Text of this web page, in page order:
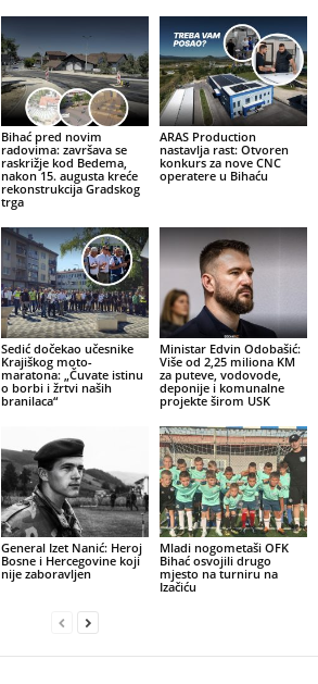
Bihać pred novim
radovima: završava se
raskrižje kod Bedema,
nakon 15. augusta kreće
rekonstrukcija Gradskog
trga
ARAS Production
nastavlja rast: Otvoren
konkurs za nove CNC
operatere u Bihaću
Sedić dočekao učesnike
Krajiškog moto-
maratona: „Čuvate istinu
o borbi i žrtvi naših
branilaca“
Ministar Edvin Odobašić:
Više od 2,25 miliona KM
za puteve, vodovode,
deponije i komunalne
projekte širom USK
General Izet Nanić: Heroj
Bosne i Hercegovine koji
nije zaboravljen
Mladi nogometaši OFK
Bihać osvojili drugo
mjesto na turniru na
Izačiću